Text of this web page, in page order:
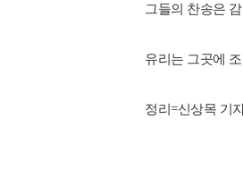
그들의 찬송은
유리는 그곳에
정리=신상목 기